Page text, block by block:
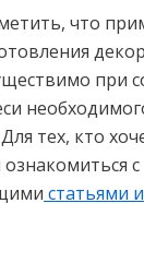
что
при
тех, кто
с
статьями